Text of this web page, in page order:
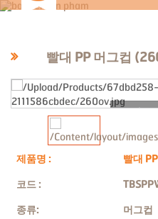
빨대 PP 머그컵
제품명 :
빨대
코드 :
종류:
머그컵